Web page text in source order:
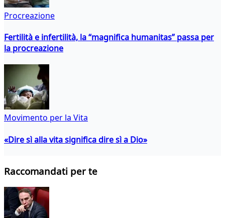
Procreazione
Fertilità e infertilità, la “magnifica humanitas” passa per
la procreazione
Movimento per la Vita
«Dire sì alla vita significa dire sì a Dio»
Raccomandati per te